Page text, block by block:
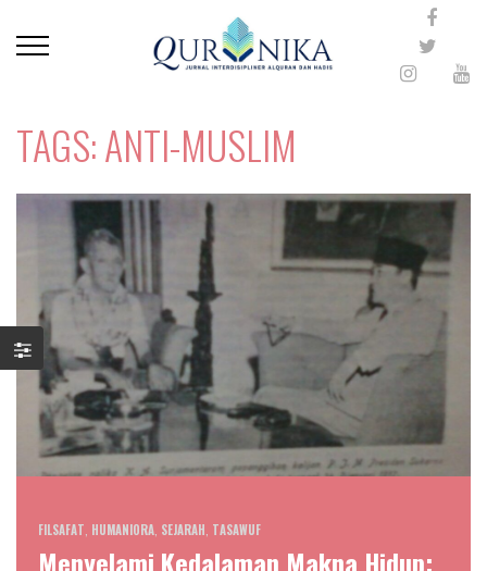
TAGS: ANTI-MUSLIM
FILSAFAT, HUMANIORA, SEJARAH, TASAWUF
Menyelami Kedalaman Makna Hidup: